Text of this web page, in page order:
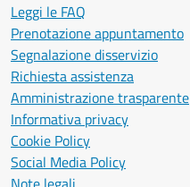
Leggi le FAQ
Prenotazione appuntamento
Segnalazione disservizio
Richiesta assistenza
Amministrazione trasparente
Informativa privacy
Cookie Policy
Social Media Policy